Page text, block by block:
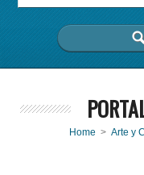
Home > Arte y